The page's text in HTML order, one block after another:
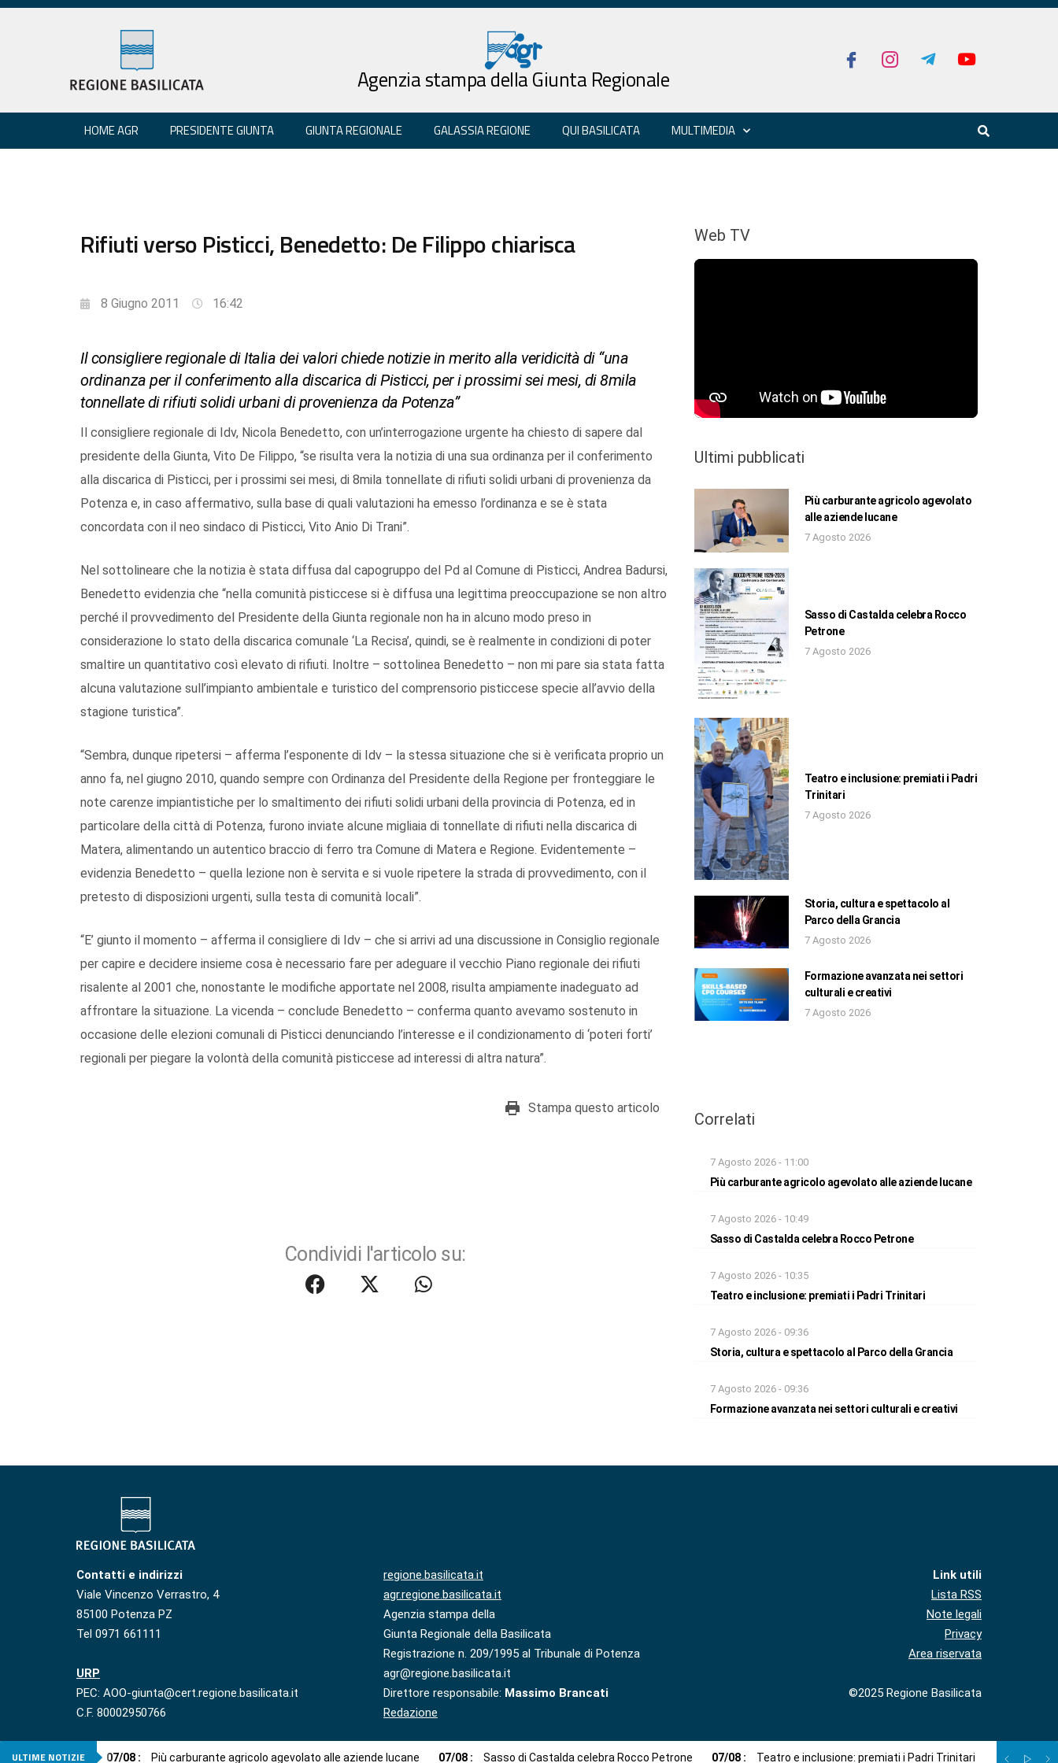
Agenzia stampa della Giunta Regionale
HOME AGR PRESIDENTE GIUNTA GIUNTA REGIONALE GALASSIA REGIONE QUI BASILICATA MULTIMEDIA
Rifiuti verso Pisticci, Benedetto: De Filippo chiarisca
8 Giugno 2011 16:42
Il consigliere regionale di Italia dei valori chiede notizie in merito alla veridicità di “una
ordinanza per il conferimento alla discarica di Pisticci, per i prossimi sei mesi, di 8mila
tonnellate di rifiuti solidi urbani di provenienza da Potenza”
Il consigliere regionale di Idv, Nicola Benedetto, con un’interrogazione urgente ha chiesto di sapere dal
presidente della Giunta, Vito De Filippo, “se risulta vera la notizia di una sua ordinanza per il conferimento
alla discarica di Pisticci, per i prossimi sei mesi, di 8mila tonnellate di rifiuti solidi urbani di provenienza da
Potenza e, in caso affermativo, sulla base di quali valutazioni ha emesso l’ordinanza e se è stata
concordata con il neo sindaco di Pisticci, Vito Anio Di Trani”.
Nel sottolineare che la notizia è stata diffusa dal capogruppo del Pd al Comune di Pisticci, Andrea Badursi,
Benedetto evidenzia che “nella comunità pisticcese si è diffusa una legittima preoccupazione se non altro
perché il provvedimento del Presidente della Giunta regionale non ha in alcuno modo preso in
considerazione lo stato della discarica comunale ‘La Recisa’, quindi, se è realmente in condizioni di poter
smaltire un quantitativo così elevato di rifiuti. Inoltre – sottolinea Benedetto – non mi pare sia stata fatta
alcuna valutazione sull’impianto ambientale e turistico del comprensorio pisticcese specie all’avvio della
stagione turistica”.
“Sembra, dunque ripetersi – afferma l’esponente di Idv – la stessa situazione che si è verificata proprio un
anno fa, nel giugno 2010, quando sempre con Ordinanza del Presidente della Regione per fronteggiare le
note carenze impiantistiche per lo smaltimento dei rifiuti solidi urbani della provincia di Potenza, ed in
particolare della città di Potenza, furono inviate alcune migliaia di tonnellate di rifiuti nella discarica di
Matera, alimentando un autentico braccio di ferro tra Comune di Matera e Regione. Evidentemente –
evidenzia Benedetto – quella lezione non è servita e si vuole ripetere la strada di provvedimento, con il
pretesto di disposizioni urgenti, sulla testa di comunità locali”.
“E’ giunto il momento – afferma il consigliere di Idv – che si arrivi ad una discussione in Consiglio regionale
per capire e decidere insieme cosa è necessario fare per adeguare il vecchio Piano regionale dei rifiuti
risalente al 2001 che, nonostante le modifiche apportate nel 2008, risulta ampiamente inadeguato ad
affrontare la situazione. La vicenda – conclude Benedetto – conferma quanto avevamo sostenuto in
occasione delle elezioni comunali di Pisticci denunciando l’interesse e il condizionamento di ‘poteri forti’
regionali per piegare la volontà della comunità pisticcese ad interessi di altra natura”.
Stampa questo articolo
Condividi l'articolo su:
Web TV
Ultimi pubblicati
Più carburante agricolo agevolato
alle aziende lucane
7 Agosto 2026
Sasso di Castalda celebra Rocco
Petrone
7 Agosto 2026
Teatro e inclusione: premiati i Padri
Trinitari
7 Agosto 2026
Storia, cultura e spettacolo al
Parco della Grancia
7 Agosto 2026
Formazione avanzata nei settori
culturali e creativi
7 Agosto 2026
Correlati
7 Agosto 2026 - 11:00
Più carburante agricolo agevolato alle aziende lucane
7 Agosto 2026 - 10:49
Sasso di Castalda celebra Rocco Petrone
7 Agosto 2026 - 10:35
Teatro e inclusione: premiati i Padri Trinitari
7 Agosto 2026 - 09:36
Storia, cultura e spettacolo al Parco della Grancia
7 Agosto 2026 - 09:36
Formazione avanzata nei settori culturali e creativi
Contatti e indirizzi
Viale Vincenzo Verrastro, 4
85100 Potenza PZ
Tel 0971 661111
URP
PEC: AOO-giunta@cert.regione.basilicata.it
C.F. 80002950766
regione.basilicata.it
agr.regione.basilicata.it
Agenzia stampa della
Giunta Regionale della Basilicata
Registrazione n. 209/1995 al Tribunale di Potenza
agr@regione.basilicata.it
Direttore responsabile: Massimo Brancati
Redazione
Link utili
Lista RSS
Note legali
Privacy
Area riservata
©2025 Regione Basilicata
ULTIME NOTIZIE 07/08 : Più carburante agricolo agevolato alle aziende lucane 07/08 : Sasso di Castalda celebra Rocco Petrone 07/08 : Teatro e inclusione: premiati i Padri Trinitari 07/ 08: